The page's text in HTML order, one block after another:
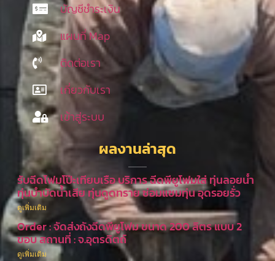
บัญชีชำระเงิน
แผนที่ Map
ติดต่อเรา
เกี่ยวกับเรา
เข้าสู่ระบบ
ผลงานล่าสุด
รับฉีดโฟมโป๊ะเทียบเรือ บริการ ฉีดพียูโฟมใส่ ทุ่นลอยน้ำ
ทุ่นบำบัดน้ำเสีย ทุ่นดูดทราย ซ่อมแซมทุ่น อุดรอยรั่ว
ดูเพิ่มเติม
Order : จัดส่งถังฉีดพียูโฟม ขนาด 200 ลิตร แบบ 2
ขอบ สถานที่ : จ.อุตรดิตถ์
ดูเพิ่มเติม